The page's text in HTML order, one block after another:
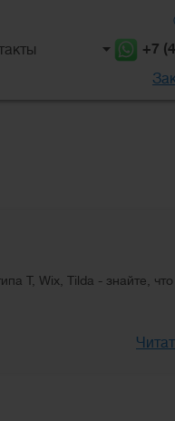
+7
Т, Wix, Tilda - знайте,